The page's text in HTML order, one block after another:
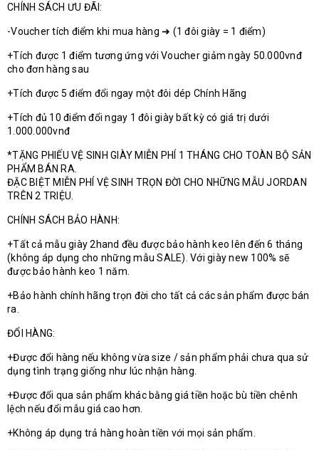
CHÍNH SÁCH ƯU ĐÃI:
-Voucher tích điểm khi mua hàng ➜ (1 đôi giày = 1 điểm)
+Tích được 1 điểm tương ứng với Voucher giảm ngày 50.000vnđ
cho đơn hàng sau
+Tích được 5 điểm đổi ngay một đôi dép Chính Hãng
+Tích đủ 10 điểm đổi ngay 1 đôi giày bất kỳ có giá trị dưới
1.000.000vnđ
*TẶNG PHIẾU VỆ SINH GIÀY MIỄN PHÍ 1 THÁNG CHO TOÀN BỘ SẢN
PHẨM BÁN RA.
ĐẶC BIỆT MIỄN PHÍ VỆ SINH TRỌN ĐỜI CHO NHỮNG MẪU JORDAN
TRÊN 2 TRIỆU.
CHÍNH SÁCH BẢO HÀNH:
+Tất cả mẫu giày 2hand đều được bảo hành keo lên đến 6 tháng
(không áp dụng cho những mẫu SALE). Với giày new 100% sẽ
được bảo hành keo 1 năm.
+Bảo hành chính hãng trọn đời cho tất cả các sản phẩm được bán
ra.
ĐỔI HÀNG:
+Được đổi hàng nếu không vừa size / sản phẩm phải chưa qua sử
dụng tình trạng giống như lúc nhận hàng.
+Được đổi qua sản phẩm khác bằng giá tiền hoặc bù tiền chênh
lệch nếu đổi mẫu giá cao hơn.
+Không áp dụng trả hàng hoàn tiền với mọi sản phẩm.